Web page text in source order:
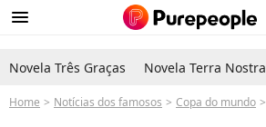
menu
Novela Três Graças Novela Terra Nostra
Home Notícias dos famosos Copa do mundo